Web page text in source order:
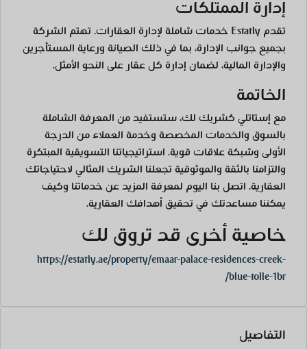
إدارة الممتلكات
تقدم Estatly خدمات شاملة لإدارة العقارات. تهتم الشركة
بجميع جوانب الإدارة، بما في ذلك الصيانة ورعاية المستأجرين
والإدارة المالية، لضمان إدارة كل عقار على النحو الأمثل.
الخاتمة
مع إستاتلي كشريك لك، ستستفيد من المعرفة الشاملة
بالسوق والخدمات المخصصة وخدمة العملاء من الدرجة
الأولى وشبكة علاقات قوية. استراتيجياتنا التسويقية المبتكرة
والتزامنا بالثقة والموثوقية تجعلنا الشريك المثالي لاحتياجاتك
العقارية. اتصل بنا اليوم لمعرفة المزيد عن خدماتنا وكيف
يمكننا مساعدتك في تحقيق أهدافك العقارية.
خاصية أخرى قد تروق لك
https://estatly.ae/property/emaar-palace-residences-creek-
blue-tolle-1br/
التفاصيل